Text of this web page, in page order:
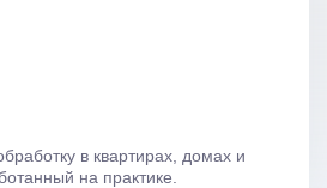
в квартирах, домах и
на практике.